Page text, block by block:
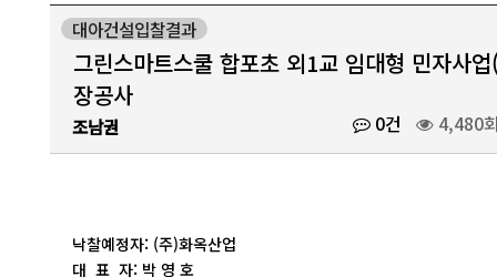
대아건설입찰결과
그린스마트스쿨 합포초 외1교 임대형 민자사
장공사
조남권 0건 4,480
낙찰예정자: (주)화옥산업
대 표 자: 박 영 호